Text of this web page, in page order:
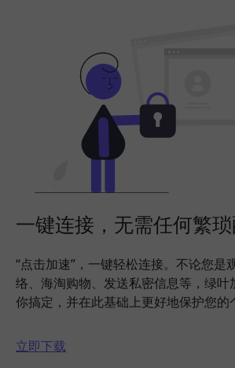
一键连接，无需任何繁
“点击加速”，一键轻松连接。不论您是
络、海淘购物、发送私密信息等，绿叶
你搞定，并在此基础上更好地保护您的
立即下载